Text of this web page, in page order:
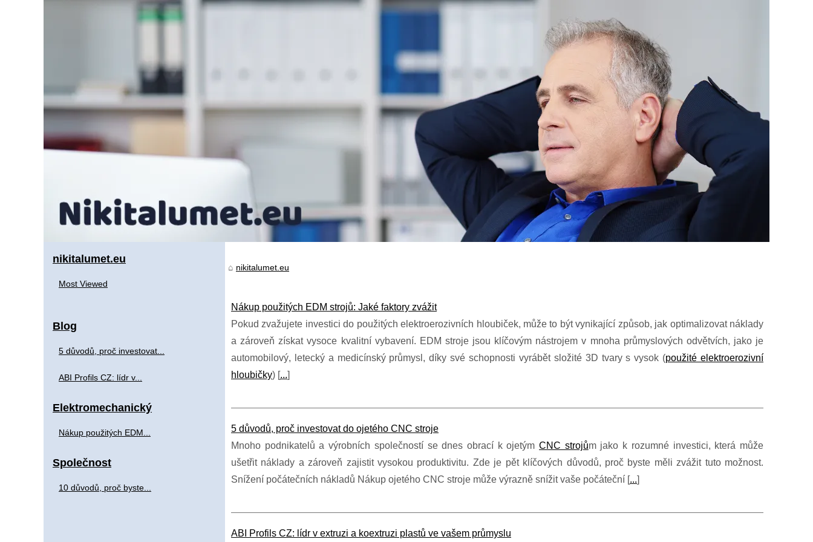
nikitalumet.eu
Nákup použitých EDM strojů: Jaké faktory zvážit
Pokud zvažujete investici do použitých elektroerozivních hloubiček, může to být vynikající způsob, jak optimalizovat náklady
a zároveň získat vysoce kvalitní vybavení. EDM stroje jsou klíčovým nástrojem v mnoha průmyslových odvětvích, jako je
automobilový, letecký a medicínský průmysl, díky své schopnosti vyrábět složité 3D tvary s vysok (použité elektroerozivní
hloubičky) [...]
5 důvodů, proč investovat do ojetého CNC stroje
Mnoho podnikatelů a výrobních společností se dnes obrací k ojetýmCNC strojům jako k rozumné investici, která může
ušetřit náklady a zároveň zajistit vysokou produktivitu. Zde je pět klíčových důvodů, proč byste měli zvážit tuto možnost.
Snížení počátečních nákladů Nákup ojetého CNC stroje může výrazně snížit vaše počáteční [...]
ABI Profils CZ: lídr v extruzi a koextruzi plastů ve vašem průmyslu
nikitalumet.eu
Most Viewed
Blog
5 důvodů, proč investovat...
ABI Profils CZ: lídr v...
Elektromechanický
Nákup použitých EDM...
Společnost
10 důvodů, proč byste...